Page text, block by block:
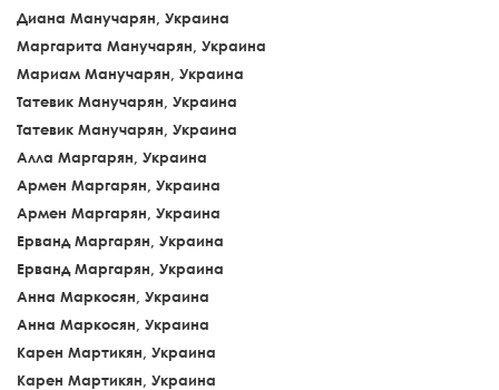
Диана Манучарян, Украина
Маргарита Манучарян, Украина
Мариам Манучарян, Украина
Татевик Манучарян, Украина
Татевик Манучарян, Украина
Алла Маргарян, Украина
Армен Маргарян, Украина
Армен Маргарян, Украина
Ерванд Маргарян, Украина
Ерванд Маргарян, Украина
Анна Маркосян, Украина
Анна Маркосян, Украина
Карен Мартикян, Украина
Карен Мартикян, Украина